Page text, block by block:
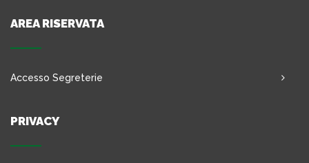
AREA RISERVATA
Accesso Segreterie
PRIVACY